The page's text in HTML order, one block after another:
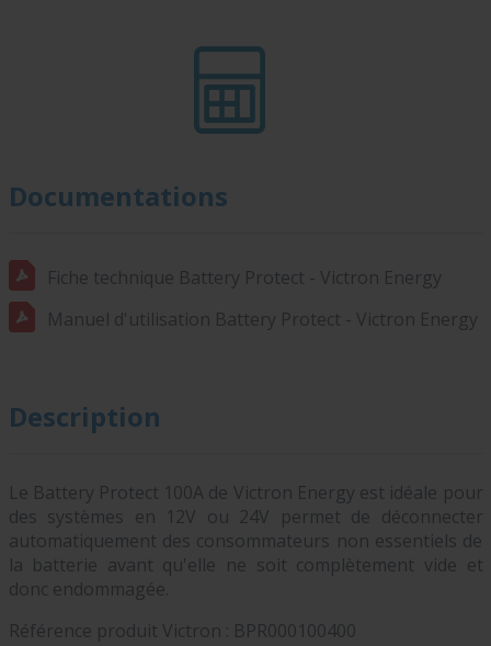
Documentations
Fiche technique Battery Protect - Victron Energy
Manuel d'utilisation Battery Protect - Victron Energy
Description
Le Battery Protect 100A de Victron Energy est idéale pour
des systèmes en 12V ou 24V permet de déconnecter
automatiquement des consommateurs non essentiels de
la batterie avant qu'elle ne soit complètement vide et
donc endommagée.
Référence produit Victron : BPR000100400